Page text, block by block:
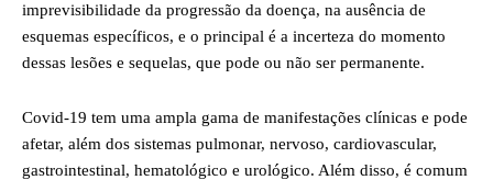
imprevisibilidade da progressão da doença, na ausência de
esquemas específicos, e o principal é a incerteza do momento
dessas lesões e sequelas, que pode ou não ser permanente.
Covid-19 tem uma ampla gama de manifestações clínicas e pode
afetar, além dos sistemas pulmonar, nervoso, cardiovascular,
gastrointestinal, hematológico e urológico. Além disso, é comum